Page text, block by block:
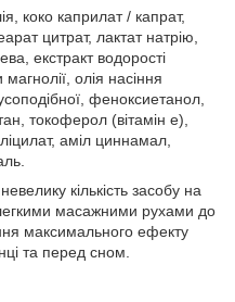
коко каприлат / капрат,
цитрат, лактат натрію,
екстракт водорості
олія насіння
феноксиетанол,
токоферол (вітамін е),
аміл циннамал,
кількість засобу на
масажними рухами до
максимального ефекту
та перед сном.